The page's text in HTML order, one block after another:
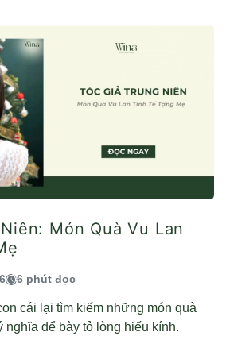
Món Quà Vu Lan
6 phút đọc
cái lại tìm kiếm những món quà
nghĩa để bày tỏ lòng hiếu kính.